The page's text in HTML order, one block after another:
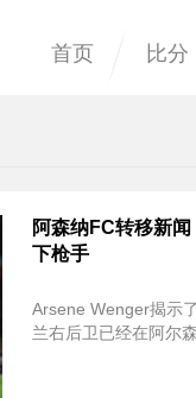
首页 比分
阿森纳FC转移新
下枪手
Arsene Wenger揭示
兰右后卫已经在阿尔